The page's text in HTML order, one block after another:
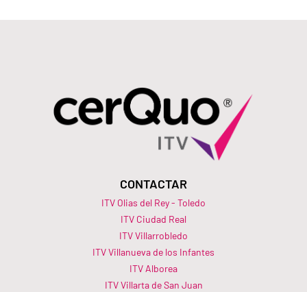
CONTACTAR
ITV Olias del Rey - Toledo
ITV Ciudad Real
ITV Villarrobledo
ITV Villanueva de los Infantes
ITV Alborea
ITV Villarta de San Juan